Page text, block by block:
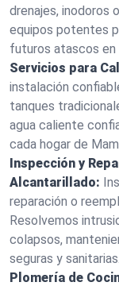
drenajes, inodoros
equipos potentes
futuros atascos en
Servicios para
instalación
tanques
agua caliente
cada hogar de
Inspección y
Alcantarillado:
reparación o
Resolvemos
colapsos,
seguras y sanitarias.
Plomería de